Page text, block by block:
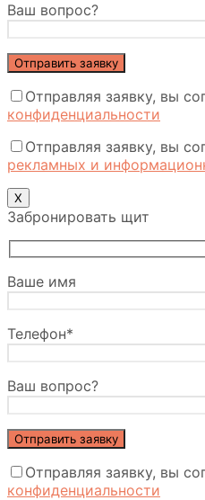
Ваш вопрос?
Отправляя заявку, вы
конфиденциальности
Отправляя заявку, вы
рекламных и
Х
Забронировать щит
Ваше имя
Телефон*
Ваш вопрос?
Отправляя заявку, вы
конфиденциальности